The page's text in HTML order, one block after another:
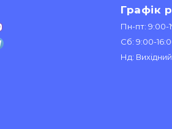
Графік
Пн-пт: 9:00-
Сб: 9:00-
Нд: Вихідний